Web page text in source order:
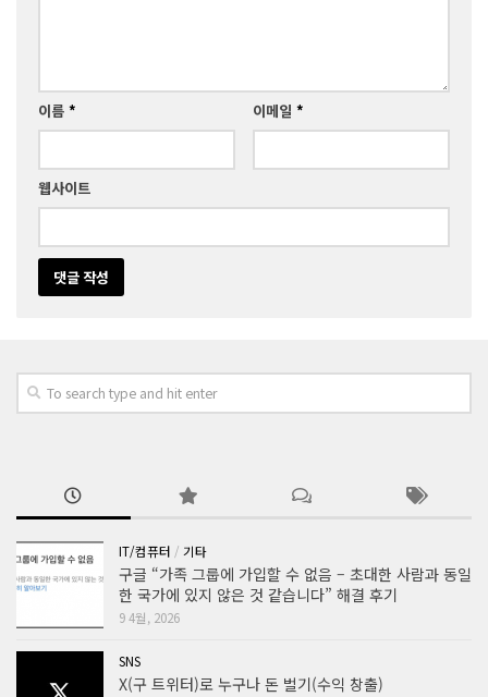
이름 * 이메일 *
웹사이트
IT/컴퓨터 / 기타
구글 “가족 그룹에 가입할 수 없음 – 초대한 사람과 동일
한 국가에 있지 않은 것 같습니다” 해결 후기
9 4월, 2026
SNS
X(구 트위터)로 누구나 돈 벌기(수익 창출)